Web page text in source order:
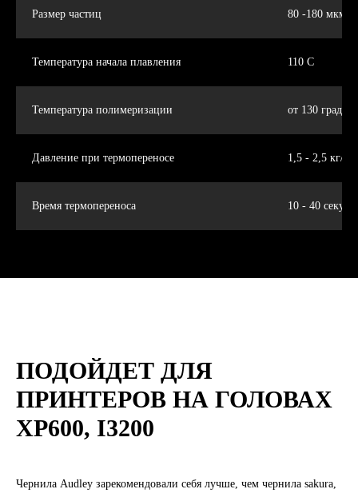
Размер частиц 80 -180 мкм
Температура начала плавления 110 C
Температура полимеризации от 130
Давление при термопереносе 1,5 - 2,5 кг/
Время термопереноса 10 - 40 секунд
ПОДОЙДЕТ ДЛЯ
ПРИНТЕРОВ НА ГОЛОВАХ
XP600, I3200
Чернила Audley зарекомендовали себя лучше, чем чернила sakura,